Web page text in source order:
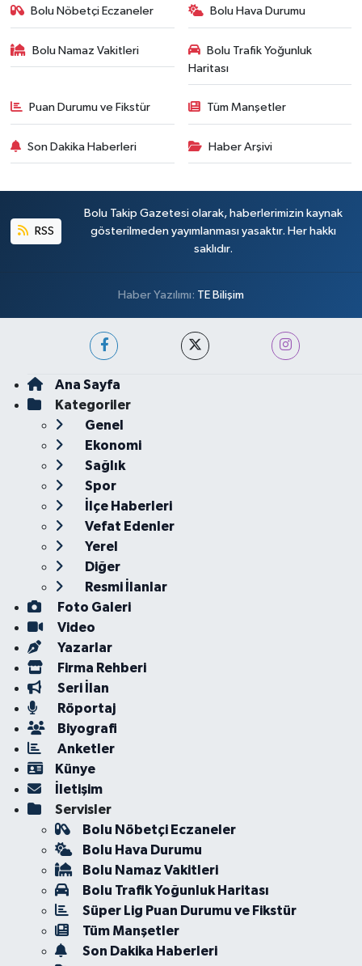
Bolu Nöbetçi Eczaneler Bolu Hava Durumu
Bolu Namaz Vakitleri
Bolu Trafik Yoğunluk
Haritası
Puan Durumu ve Fikstür Tüm Manşetler
Son Dakika Haberleri Haber Arşivi
RSS
Bolu Takip Gazetesi olarak, haberlerimizin kaynak
gösterilmeden yayımlanması yasaktır. Her hakkı
saklıdır.
Haber Yazılımı: TE Bilişim
Ana Sayfa
Kategoriler
Genel
Ekonomi
Sağlık
Spor
İlçe Haberleri
Vefat Edenler
Yerel
Diğer
Resmi İlanlar
Foto Galeri
Video
Yazarlar
Firma Rehberi
Seri İlan
Röportaj
Biyografi
Anketler
Künye
İletişim
Servisler
Bolu Nöbetçi Eczaneler
Bolu Hava Durumu
Bolu Namaz Vakitleri
Bolu Trafik Yoğunluk Haritası
Süper Lig Puan Durumu ve Fikstür
Tüm Manşetler
Son Dakika Haberleri